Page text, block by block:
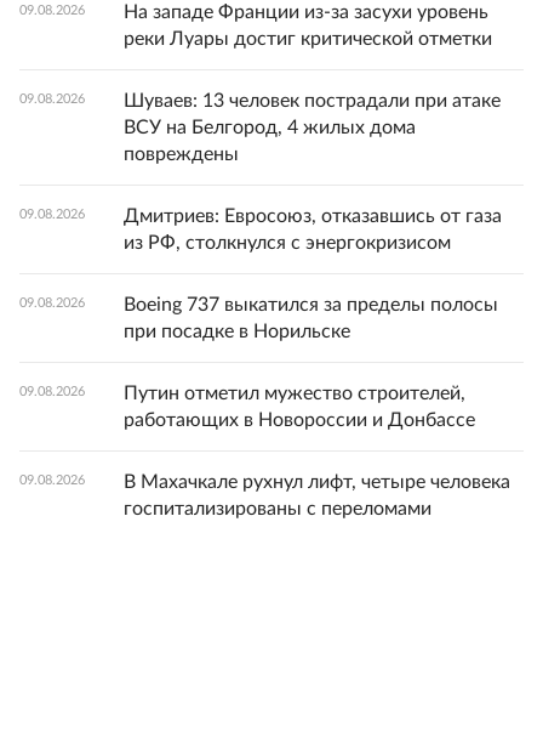
09.08.2026
На западе Франции из-за засухи уровень
реки Луары достиг критической отметки
09.08.2026
Шуваев: 13 человек пострадали при атаке
ВСУ на Белгород, 4 жилых дома
повреждены
09.08.2026
Дмитриев: Евросоюз, отказавшись от газа
из РФ, столкнулся с энергокризисом
09.08.2026
Boeing 737 выкатился за пределы полосы
при посадке в Норильске
09.08.2026
Путин отметил мужество строителей,
работающих в Новороссии и Донбассе
09.08.2026
В Махачкале рухнул лифт, четыре человека
госпитализированы с переломами